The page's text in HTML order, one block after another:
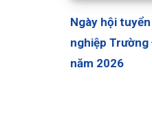
Ngày hội
nghiệp Trường
năm 2026